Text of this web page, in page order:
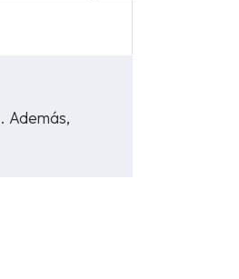
. Además,